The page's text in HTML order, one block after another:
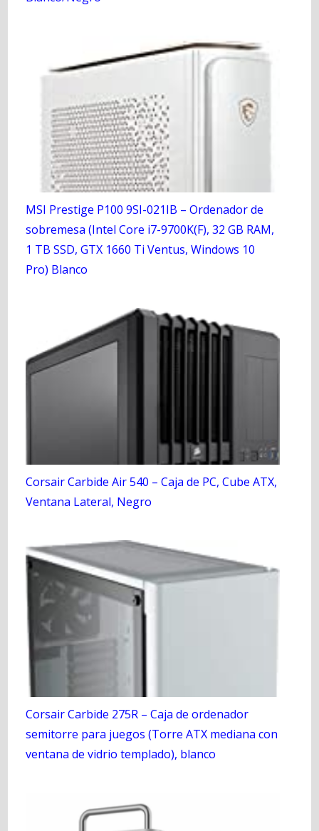
MSI Prestige P100 9SI-021IB – Ordenador de
sobremesa (Intel Core i7-9700K(F), 32 GB RAM,
1 TB SSD, GTX 1660 Ti Ventus, Windows 10
Pro) Blanco
Corsair Carbide Air 540 – Caja de PC, Cube ATX,
Ventana Lateral, Negro
Corsair Carbide 275R – Caja de ordenador
semitorre para juegos (Torre ATX mediana con
ventana de vidrio templado), blanco